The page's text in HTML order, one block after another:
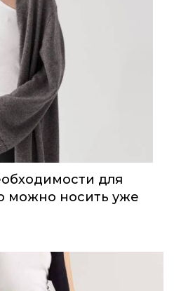
для
можно носить уже